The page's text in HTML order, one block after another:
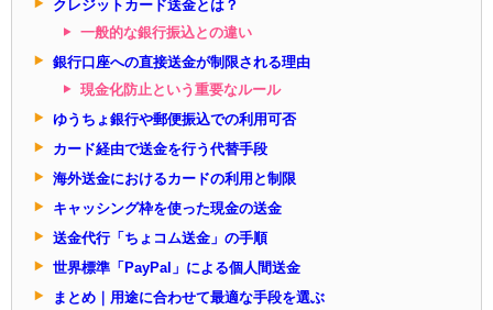
クレジットカード送金とは？
一般的な銀行振込との違い
銀行口座への直接送金が制限される理由
現金化防止という重要なルール
ゆうちょ銀行や郵便振込での利用可否
カード経由で送金を行う代替手段
海外送金におけるカードの利用と制限
キャッシング枠を使った現金の送金
送金代行「ちょコム送金」の手順
世界標準「PayPal」による個人間送金
まとめ｜用途に合わせて最適な手段を選ぶ